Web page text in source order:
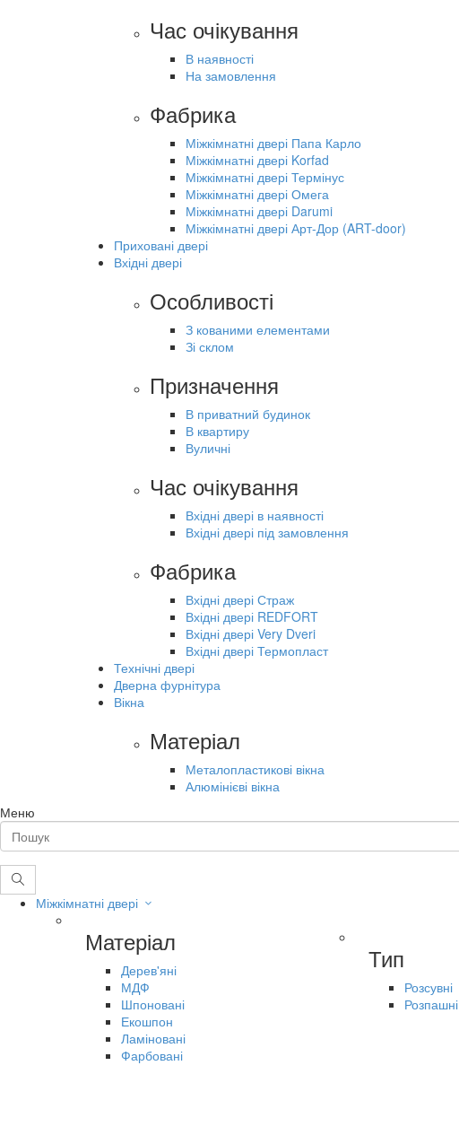
Час очікування
В наявності
На замовлення
Фабрика
Міжкімнатні двері Папа Карло
Міжкімнатні двері Korfad
Міжкімнатні двері Термінус
Міжкімнатні двері Омега
Міжкімнатні двері Darumi
Міжкімнатні двері Арт-Дор (ART-door)
Приховані двері
Вхідні двері
Особливості
З кованими елементами
Зі склом
Призначення
В приватний будинок
В квартиру
Вуличні
Час очікування
Вхідні двері в наявності
Вхідні двері під замовлення
Фабрика
Вхідні двері Страж
Вхідні двері REDFORT
Вхідні двері Very Dveri
Вхідні двері Термопласт
Технічні двері
Дверна фурнітура
Вікна
Матеріал
Металопластикові вікна
Алюмінієві вікна
Меню
Міжкімнатні двері
Матеріал
Дерев'яні
МДФ
Шпоновані
Екошпон
Ламіновані
Фарбовані
Тип
Розсувні
Розпашні